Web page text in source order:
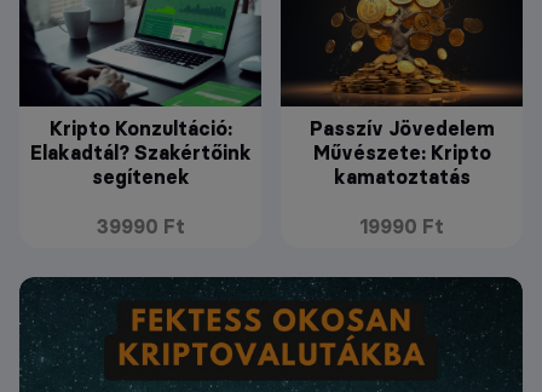
Kripto Konzultáció:
Elakadtál? Szakértőink
segítenek
39990 Ft
Passzív Jövedelem
Művészete: Kripto
kamatoztatás
19990 Ft